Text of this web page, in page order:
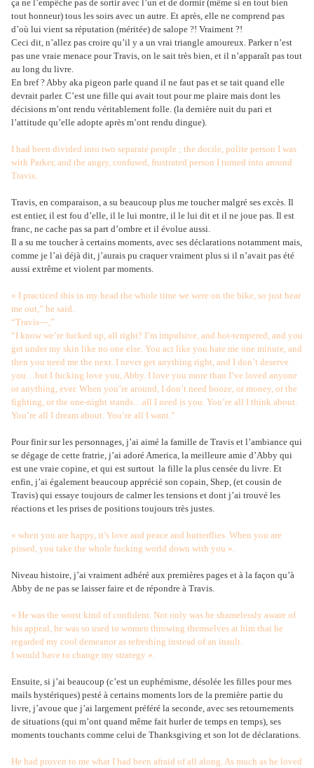
ça ne l’empêche pas de sortir avec l’un et de dormir (même si en tout bien
tout honneur) tous les soirs avec un autre. Et après, elle ne comprend pas
d’où lui vient sa réputation (méritée) de salope ?! Vraiment ?!
Ceci dit, n’allez pas croire qu’il y a un vrai triangle amoureux. Parker n’est
pas une vraie menace pour Travis, on le sait très bien, et il n’apparaît pas tout
au long du livre.
En bref ? Abby aka pigeon parle quand il ne faut pas et se tait quand elle
devrait parler. C’est une fille qui avait tout pour me plaire mais dont les
décisions m’ont rendu véritablement folle. (la dernière nuit du pari et
l’attitude qu’elle adopte après m’ont rendu dingue).
I had been divided into two separate people ; the docile, polite person I was
with Parker, and the angry, confused, frustrated person I turned into around
Travis.
Travis, en comparaison, a su beaucoup plus me toucher malgré ses excès. Il
est entier, il est fou d’elle, il le lui montre, il le lui dit et il ne joue pas. Il est
franc, ne cache pas sa part d’ombre et il évolue aussi.
Il a su me toucher à certains moments, avec ses déclarations notamment mais,
comme je l’ai déjà dit, j’aurais pu craquer vraiment plus si il n’avait pas été
aussi extrême et violent par moments.
« I practiced this in my head the whole time we were on the bike, so just hear
me out,” he said.
“Travis—,”
“I know we’re fucked up, all right? I’m impulsive, and hot-tempered, and you
get under my skin like no one else. You act like you hate me one minute, and
then you need me the next. I never get anything right, and I don’t deserve
you…but I fucking love you, Abby. I love you more than I’ve loved anyone
or anything, ever. When you’re around, I don’t need booze, or money, or the
fighting, or the one-night stands…all I need is you. You’re all I think about.
You’re all I dream about. You’re all I want.”
Pour finir sur les personnages, j’ai aimé la famille de Travis et l’ambiance qui
se dégage de cette fratrie, j’ai adoré America, la meilleure amie d’Abby qui
est une vraie copine, et qui est surtout la fille la plus censée du livre. Et
enfin, j’ai également beaucoup apprécié son copain, Shep, (et cousin de
Travis) qui essaye toujours de calmer les tensions et dont j’ai trouvé les
réactions et les prises de positions toujours très justes.
« when you are happy, it’s love and peace and butterflies. When you are
pissed, you take the whole fucking world down with you ».
Niveau histoire, j’ai vraiment adhéré aux premières pages et à la façon qu’à
Abby de ne pas se laisser faire et de répondre à Travis.
« He was the worst kind of confident. Not only was he shamelessly aware of
his appeal, he was so used to women throwing themselves at him that he
regarded my cool demeanor as refreshing instead of an insult.
I would have to change my strategy ».
Ensuite, si j’ai beaucoup (c’est un euphémisme, désolée les filles pour mes
mails hystériques) pesté à certains moments lors de la première partie du
livre, j’avoue que j’ai largement préféré la seconde, avec ses retournements
de situations (qui m’ont quand même fait hurler de temps en temps), ses
moments touchants comme celui de Thanksgiving et son lot de déclarations.
He had proven to me what I had been afraid of all along. As much as he loved